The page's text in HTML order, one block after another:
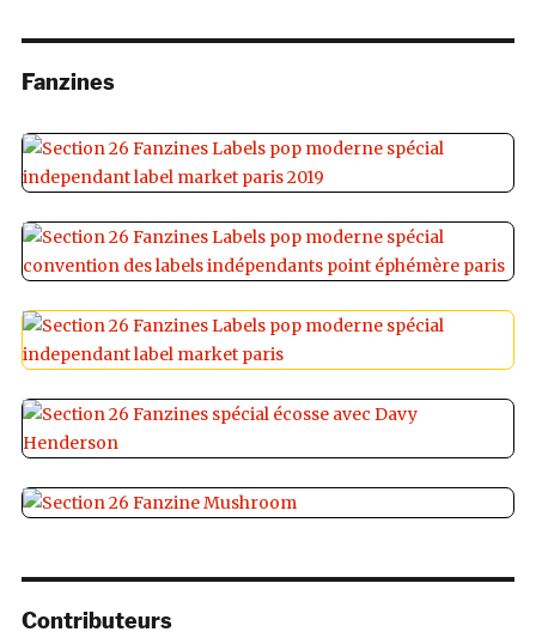
Fanzines
Contributeurs